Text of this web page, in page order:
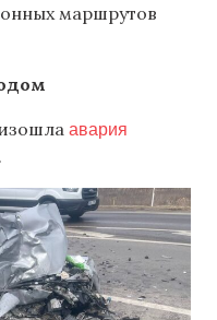
маршрутов
авария